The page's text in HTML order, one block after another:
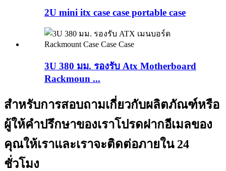
2U mini itx case case portable case
3U 380 มม. รองรับ Atx Motherboard
Rackmoun ...
สำหรับการสอบถามเกี่ยวกับผลิตภัณฑ์หรือ
ผู้ให้คำปรึกษาของเราโปรดฝากอีเมลของ
คุณให้เราและเราจะติดต่อภายใน 24
ชั่วโมง